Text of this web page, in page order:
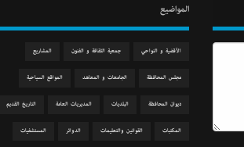
المواضيع
الآقضية و النواحي جمعیة الثقافة و الفنون المشاريع
مجلس المحافظة الجامعات و المعاهد المواقع السياحية
دیوان المحافظة البلديات المديريات العامة التاريخ القديم
المكتبات القوانين والتعليمات الدوائر المستشفيات